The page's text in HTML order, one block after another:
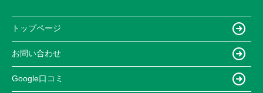
トップページ
お問い合わせ
Google口コミ